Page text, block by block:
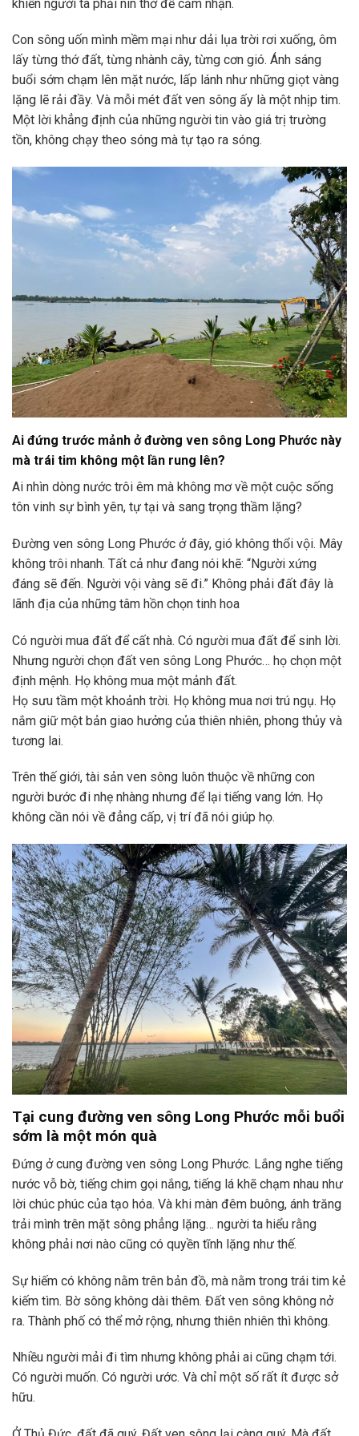
khiến người ta phải nín thở để cảm nhận.
Con sông uốn mình mềm mại như dải lụa trời rơi xuống, ôm
lấy từng thớ đất, từng nhành cây, từng cơn gió. Ánh sáng
buổi sớm chạm lên mặt nước, lấp lánh như những giọt vàng
lặng lẽ rải đầy. Và mỗi mét đất ven sông ấy là một nhịp tim.
Một lời khẳng định của những người tin vào giá trị trường
tồn, không chạy theo sóng mà tự tạo ra sóng.
Ai đứng trước mảnh ở đường ven sông Long Phước này
mà trái tim không một lần rung lên?
Ai nhìn dòng nước trôi êm mà không mơ về một cuộc sống
tôn vinh sự bình yên, tự tại và sang trọng thầm lặng?
Đường ven sông Long Phước ở đây, gió không thổi vội. Mây
không trôi nhanh. Tất cả như đang nói khẽ: “Người xứng
đáng sẽ đến. Người vội vàng sẽ đi.” Không phải đất đây là
lãnh địa của những tâm hồn chọn tinh hoa
Có người mua đất để cất nhà. Có người mua đất để sinh lời.
Nhưng người chọn đất ven sông Long Phước… họ chọn một
định mệnh. Họ không mua một mảnh đất.
Họ sưu tầm một khoảnh trời. Họ không mua nơi trú ngụ. Họ
nắm giữ một bản giao hưởng của thiên nhiên, phong thủy và
tương lai.
Trên thế giới, tài sản ven sông luôn thuộc về những con
người bước đi nhẹ nhàng nhưng để lại tiếng vang lớn. Họ
không cần nói về đẳng cấp, vị trí đã nói giúp họ.
Tại cung đường ven sông Long Phước mỗi buổi
sớm là một món quà
Đứng ở cung đường ven sông Long Phước. Lắng nghe tiếng
nước vỗ bờ, tiếng chim gọi nắng, tiếng lá khẽ chạm nhau như
lời chúc phúc của tạo hóa. Và khi màn đêm buông, ánh trăng
trải mình trên mặt sông phẳng lặng… người ta hiểu rằng
không phải nơi nào cũng có quyền tĩnh lặng như thế.
Sự hiếm có không nằm trên bản đồ, mà nằm trong trái tim kẻ
kiếm tìm. Bờ sông không dài thêm. Đất ven sông không nở
ra. Thành phố có thể mở rộng, nhưng thiên nhiên thì không.
Nhiều người mải đi tìm nhưng không phải ai cũng chạm tới.
Có người muốn. Có người ước. Và chỉ một số rất ít được sở
hữu.